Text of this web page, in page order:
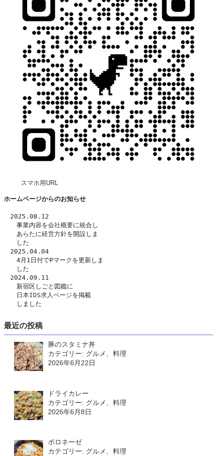
スマホ用URL
ホームページからのお知らせ
2025.08.12
事業内容を会社概要に統合し
あらたに経営方針を開設しま
した
2025.04.04
4月1日付でPマークを更新しま
した
2024.09.11
新宿区しごと図鑑に
日本IDS求人ページを掲載
しました
最近の投稿
豚のスタミナ丼
カテゴリー: グルメ、料理
2026年6月22日
ドライカレー
カテゴリー: グルメ、料理
2026年6月8日
ボロネーゼ
カテゴリー: グルメ、料理